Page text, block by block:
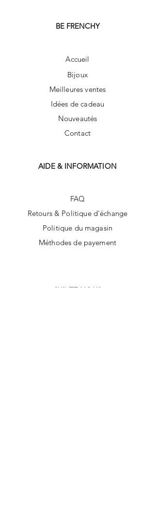
BE FRENCHY
Accueil
Bijoux
Meilleures ventes
Idées de cadeau
Nouveautés
Contact
AIDE & INFORMATION
FAQ
Retours & Politique d'échange
Politique du magasin
Méthodes de payement
SUIVEZ-NOUS